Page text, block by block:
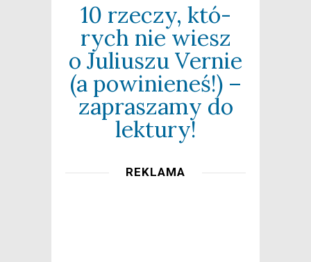
10 rze­czy, któ­
rych nie wiesz
o Juliu­szu Ver­nie
(a powi­nie­neś!) –
zapra­sza­my do
lektury!
REKLAMA